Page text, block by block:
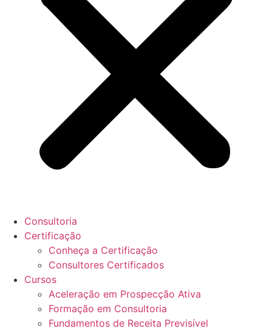
Consultoria
Certificação
Conheça a Certificação
Consultores Certificados
Cursos
Aceleração em Prospecção Ativa
Formação em Consultoria
Fundamentos de Receita Previsível